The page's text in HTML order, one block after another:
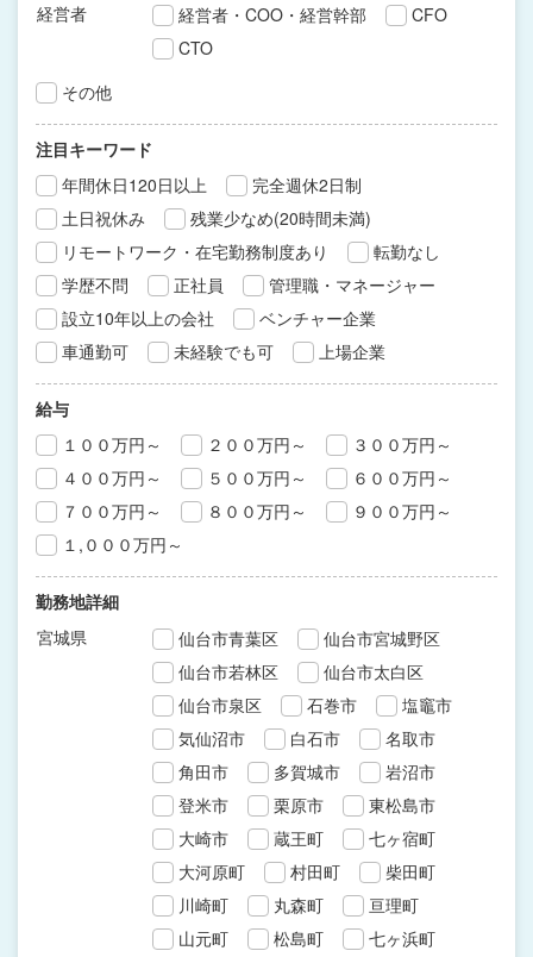
経営者 経営者・COO・経営幹部
CFO
CTO
その他
注目キーワード
年間休日120日以上
完全週休2日制
土日祝休み
残業少なめ(20時間未満)
リモートワーク・在宅勤務制度あり
転勤なし
学歴不問
正社員
管理職・マネージャー
設立10年以上の会社
ベンチャー企業
車通勤可
未経験でも可 上場企業
給与
１００万円～
２００万円～
３００万円～
４００万円～
５００万円～
６００万円～
７００万円～
８００万円～
９００万円～
１,０００万円～
勤務地詳細
宮城県
仙台市青葉区
仙台市宮城野区
仙台市若林区
仙台市太白区
仙台市泉区
石巻市
塩竈市
気仙沼市
白石市
名取市
角田市
多賀城市
岩沼市
登米市
栗原市
東松島市
大崎市
蔵王町
七ヶ宿町
大河原町
村田町
柴田町
川崎町
丸森町
亘理町
山元町
松島町 七ヶ浜町